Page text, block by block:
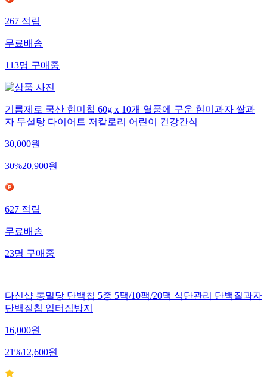
267적립
무료배송
113명구매중
기름제로 국산 현미칩 60g x 10개 열풍에 구운 현미과자 쌀과
자 무설탕 다이어트 저칼로리 어린이 건강간식
30,000원
30%20,900원
627적립
무료배송
23명구매중
다신샵 통밀당 단백칩 5종 5팩/10팩/20팩 식단관리 단백질과자
단백질칩 입터짐방지
16,000원
21%12,600원